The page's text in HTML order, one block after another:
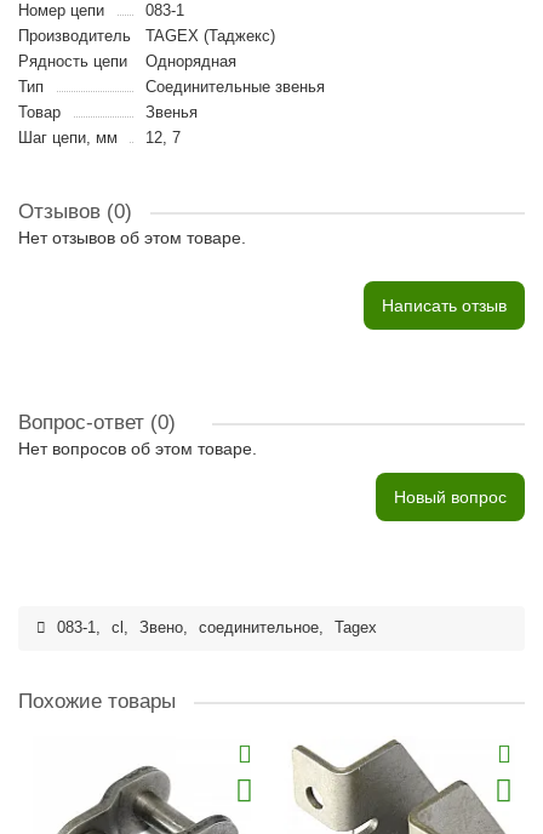
Номер цепи
083-1
Производитель
TAGEX (Таджекс)
Рядность цепи
Однорядная
Тип
Cоединительные звенья
Товар
Звенья
Шаг цепи, мм
12, 7
Отзывов (0)
Нет отзывов об этом товаре.
Написать отзыв
Вопрос-ответ (0)
Нет вопросов об этом товаре.
Новый вопрос
083-1, cl , Звено, соединительное, Tagex
Похожие товары